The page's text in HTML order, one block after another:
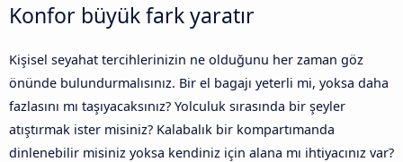
Konfor büyük fark yaratır
Kişisel seyahat tercihlerinizin ne olduğunu her zaman göz
önünde bulundurmalısınız. Bir el bagajı yeterli mi, yoksa daha
fazlasını mı taşıyacaksınız? Yolculuk sırasında bir şeyler
atıştırmak ister misiniz? Kalabalık bir kompartımanda
dinlenebilir misiniz yoksa kendiniz için alana mı ihtiyacınız var?